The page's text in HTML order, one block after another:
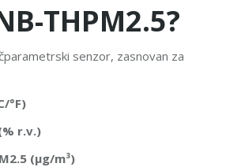
THPM2.5?
senzor, zasnovan za
°F)
r.v.)
(µg/m³)